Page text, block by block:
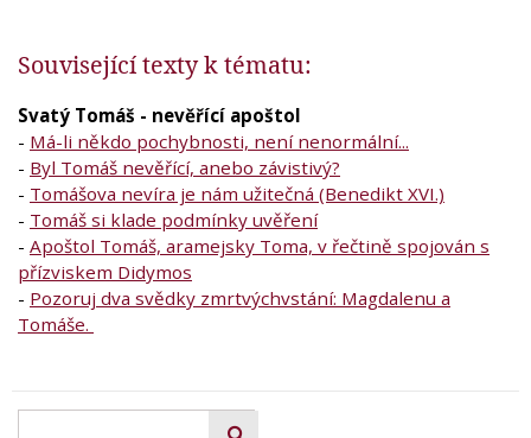
Související texty k tématu:
Svatý Tomáš - nevěřící apoštol
- Má-li někdo pochybnosti, není nenormální...
- Byl Tomáš nevěřící, anebo závistivý?
- Tomášova nevíra je nám užitečná (Benedikt XVI.)
- Tomáš si klade podmínky uvěření
- Apoštol Tomáš, aramejsky Toma, v řečtině spojován s
přízviskem Didymos
- Pozoruj dva svědky zmrtvýchvstání: Magdalenu a
Tomáše.